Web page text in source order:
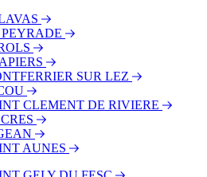
PEYRADE
SUR LEZ
CLEMENT DE RIVIERE
AUNES